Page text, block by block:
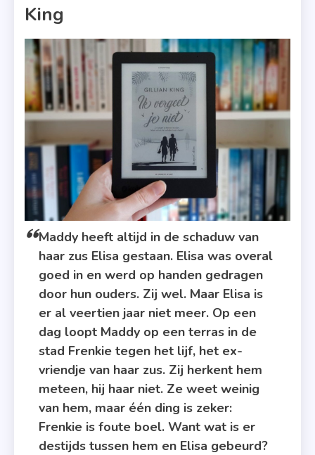
King
Maddy heeft altijd in de schaduw van
haar zus Elisa gestaan. Elisa was overal
goed in en werd op handen gedragen
door hun ouders. Zij wel. Maar Elisa is
er al veertien jaar niet meer. Op een
dag loopt Maddy op een terras in de
stad Frenkie tegen het lijf, het ex-
vriendje van haar zus. Zij herkent hem
meteen, hij haar niet. Ze weet weinig
van hem, maar één ding is zeker:
Frenkie is foute boel. Want wat is er
destijds tussen hem en Elisa gebeurd?